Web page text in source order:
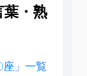
葉・熟
座」一覧